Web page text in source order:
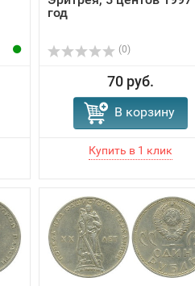
год
(0)
70 руб.
В корзину